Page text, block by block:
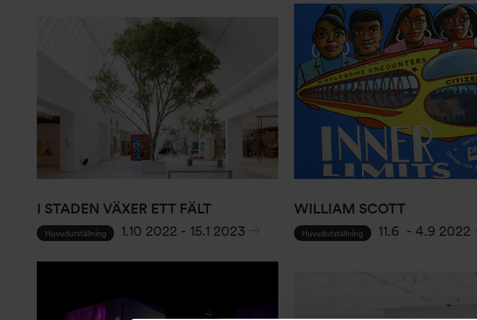
I STADEN VÄXER ETT FÄLT
Huvudutställning 1.10 2022 - 15.1 2023
WILLIAM SCOTT
Huvudutställning 11.6 - 4.9 2022